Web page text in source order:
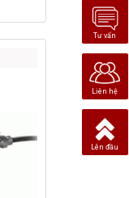
Tư vấn
Liên hệ
Lên đầu